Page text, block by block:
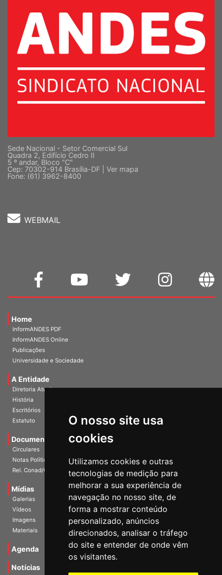
O nosso site usa
cookies
Utilizamos cookies e outras
tecnologias de medição para
melhorar a sua experiência de
navegação no nosso site, de
forma a mostrar conteúdo
personalizado, anúncios
direcionados, analisar o tráfego
do site e entender de onde vêm
os visitantes.
Sede Nacional - Setor Comercial Sul
Quadra 2, Edifício Cedro II
5 º andar, Bloco "C"
Cep: 70302-914 Brasília-DF | Ver mapa
Fone: (61) 3962-8400
WEBMAIL
Home
InformANDES PDF
InformANDES Online
Publicações
Universidade e Sociedade
A Entidade
Diretoria Atual
História
Escritórios
Estatuto
Documentos
Circulares
Notas Políticas
Rel. Conad/Congresso
Mídias
Galerias
Vídeos
Imagens
Materiais
Agenda
Notícias